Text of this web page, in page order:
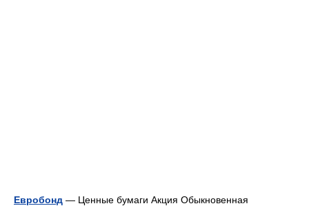
Евробонд — Ценные бумаги Акция Обыкновенная